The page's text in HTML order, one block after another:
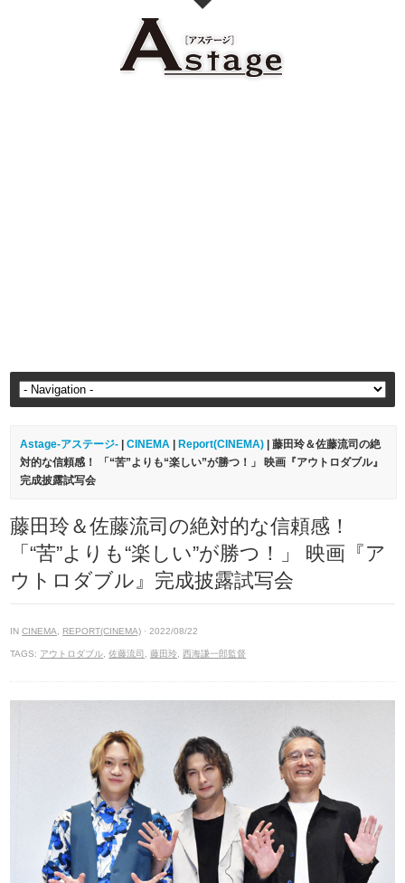
Astage-アステージ- |CINEMA Report(CINEMA) | 藤田玲＆佐藤流司の絶
対的な信頼感！ 「“苦”よりも“楽しい”が勝つ！」 映画『アウトロダブル』
完成披露試写会
藤田玲＆佐藤流司の絶対的な信頼感！
「“苦”よりも“楽しい”が勝つ！」 映画『ア
ウトロダブル』完成披露試写会
INCINEMA REPORT(CINEMA) · 2022/08/22
TAGS: アウトロダブル ,佐藤流司 藤田玲 ,西海謙一郎監督